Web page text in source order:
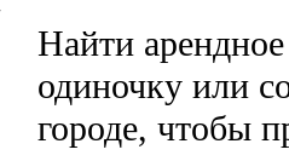
Найти
одиночку или
городе, чтобы